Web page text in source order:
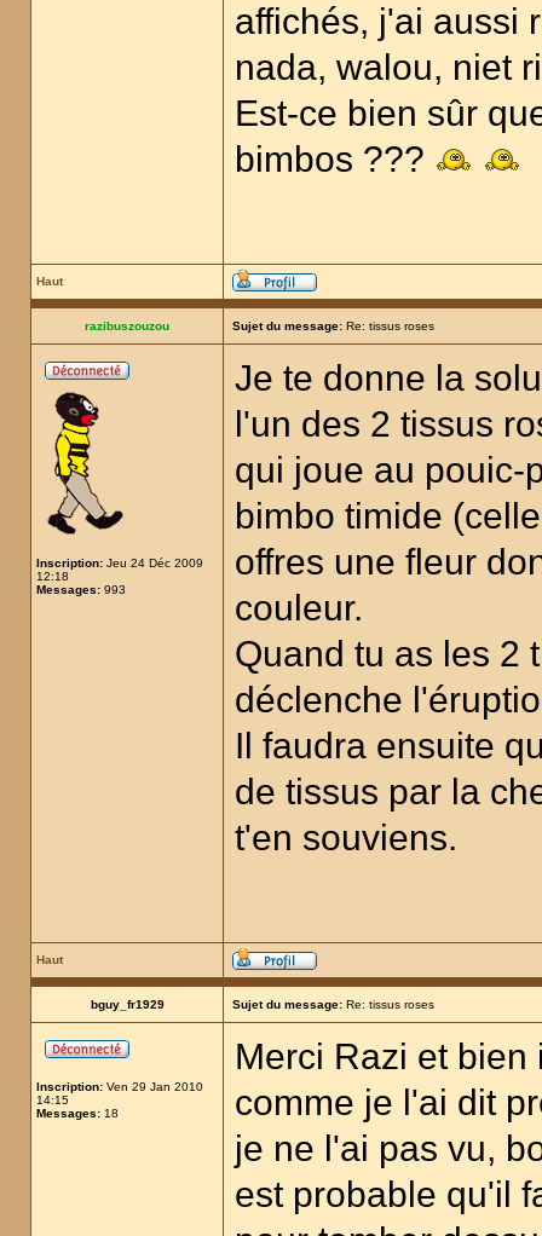
affichés, j'ai aussi
nada, walou, niet
Est-ce bien sûr
bimbos ???
Haut
razibuszouzou Sujet du message: Re: tissus roses
Inscription: Jeu 24 Déc 2009
12:18
Messages: 993
Je te donne la
l'un des 2 tissus
qui joue au pouic-
bimbo timide
offres une fleur
couleur.
Quand tu as les 2
déclenche
Il faudra ensuite
de tissus par la
t'en souviens.
Haut
bguy_fr1929 Sujet du message: Re: tissus roses
Inscription: Ven 29 Jan 2010
14:15
Messages: 18
Merci Razi et
comme je l'ai dit
je ne l'ai pas vu,
est probable qu'il